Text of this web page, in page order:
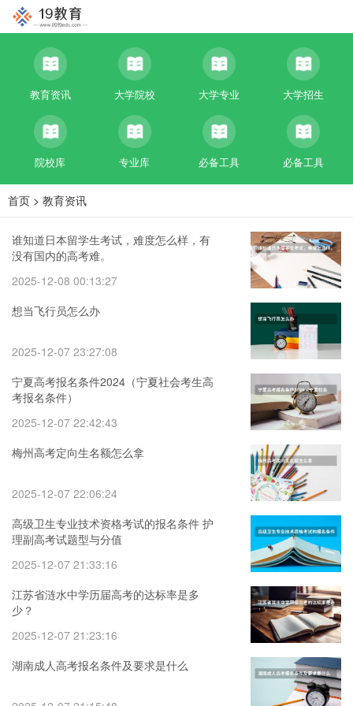
教育资讯 大学院校 大学专业 大学招生
院校库 专业库 必备工具 必备工具
首页 > 教育资讯
谁知道日本留学生考试，难度怎么样，有
没有国内的高考难。
2025-12-08 00:13:27
想当飞行员怎么办
2025-12-07 23:27:08
宁夏高考报名条件2024（宁夏社会考生高
考报名条件）
2025-12-07 22:42:43
梅州高考定向生名额怎么拿
2025-12-07 22:06:24
高级卫生专业技术资格考试的报名条件 护
理副高考试题型与分值
2025-12-07 21:33:16
江苏省涟水中学历届高考的达标率是多
少？
2025-12-07 21:23:16
湖南成人高考报名条件及要求是什么